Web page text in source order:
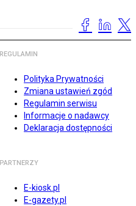
REGULAMIN
Polityka Prywatności
Zmiana ustawień zgód
Regulamin serwisu
Informacje o nadawcy
Deklaracja dostępności
PARTNERZY
E-kiosk.pl
E-gazety.pl